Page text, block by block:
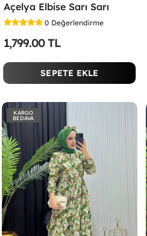
Açelya Elbise Sarı Sarı
0 Değerlendirme
1,799.00 TL
SEPETE EKLE
KARGO
BEDAVA